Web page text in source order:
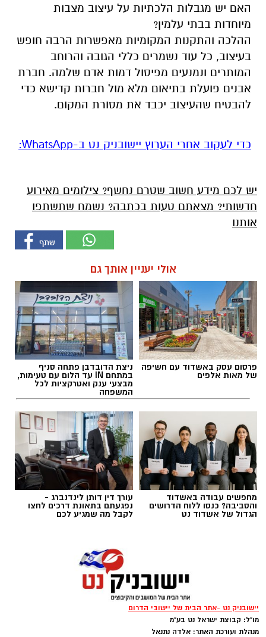
האם יש מגבלות הלכתיות על עיצוב מצבות
מיוחדות בבתי עלמין?
ההלכה והתקנות המקומיות מאפשרות הרבה חופש
בעיצוב, כל עוד נשמרים כללי הגובה והרוחב
המותרים ונמנעים מפיסול דמות אדם שלמה. חברת
אבנים פועלת בתיאום מלא מול חברות קדישא כדי
להבטיח שהעיצוב יכבד את מסורת המקום.
‏כדי לעקוב אחרי הערוץ יישובניק נט ב-WhatsApp:‏‏‏
יש לכם מידע חשוב שטרם נחשף? צילומים מאירוע
חדשותי? מצאתם טעות בכתבה? נשמח שתשתפו
אותנו
אולי יעניין אותך גם
פרסום עסק באשדוד עם חשיפה
של מאות אלפים
ניצת הדובדבן פתחה סניף
במתחם IN עד הלום עם טעימות,
מבצעי ענק ואטרקציות לכל
המשפחה
מחפשים עבודה באשדוד
והסביבה? כנסו ללוח הדרושים
הגדול של אשדוד נט
עורך דין דותן לינדנברג -
נפגעתם בתאונת דרכים לחצו
לקבל מה שמגיע לכם
יישובניק נט -אתר הבית של יישובי הדרום
מו"ל: קבוצת ישראל נט בע"מ
מנהלת ועורכת האתר: אלדה נתנאל